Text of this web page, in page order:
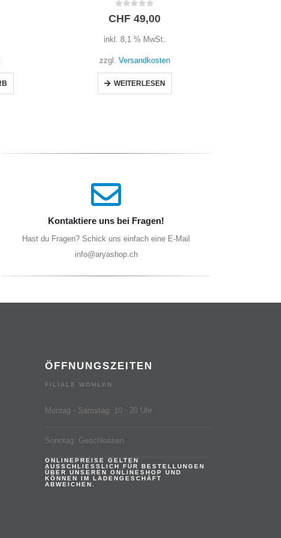
CHF 49,00
inkl. 8,1 % MwSt.
zzgl. Versandkosten
WEITERLESEN
Kontaktiere uns bei Fragen!
Hast du Fragen? Schick uns einfach eine E-Mail
info@aryashop.ch
ÖFFNUNGSZEITEN
FILIALE WOHLEN
Montag - Samstag: 10 - 20 Uhr
Sonntag: Geschlossen
ONLINEPREISE GELTEN
AUSSCHLIESSLICH FÜR BESTELLUNGEN
ÜBER UNSEREN ONLINESHOP UND
KÖNNEN IM LADENGESCHÄFT
ABWEICHEN.